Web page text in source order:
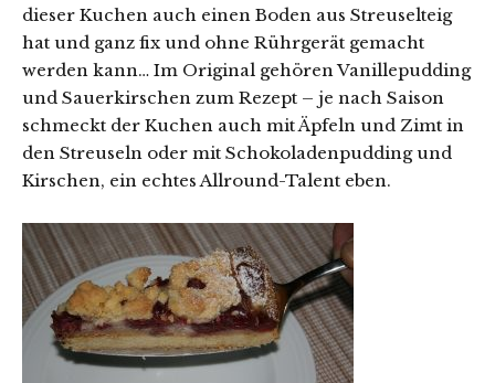
dieser Kuchen auch einen Boden aus Streuselteig
hat und ganz fix und ohne Rührgerät gemacht
werden kann… Im Original gehören Vanillepudding
und Sauerkirschen zum Rezept – je nach Saison
schmeckt der Kuchen auch mit Äpfeln und Zimt in
den Streuseln oder mit Schokoladenpudding und
Kirschen, ein echtes Allround-Talent eben.